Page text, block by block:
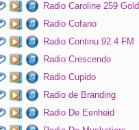
Radio Caroline 259 Gold
Radio Cofano
Radio Continu 92.4 FM
Radio Crescendo
Radio Cupido
Radio de Branding
Radio De Eenheid